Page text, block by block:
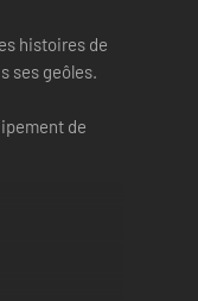
histoires de
ses geôles.
de